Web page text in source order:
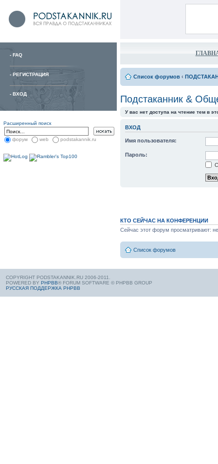
- FAQ
- РЕГИСТРАЦИЯ
- ВХОД
Расширенный поиск
форум web podstakannik.ru
Список форумов ‹
Подстаканник &
У вас нет доступа на чтение тем в
ВХОД
Имя пользователя:
Пароль:
КТО СЕЙЧАС НА КОНФЕРЕНЦИИ
Сейчас этот форум просматривают:
Список форумов
COPYRIGHT PODSTAKANNIK.RU 2006-2011.
POWERED BY PHPBB® FORUM SOFTWARE © PHPBB GROUP
РУССКАЯ ПОДДЕРЖКА PHPBB